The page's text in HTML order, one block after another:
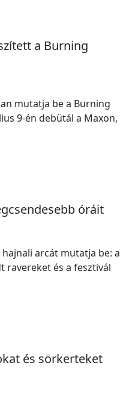
a Burning
mutatja be a Burning
9-én debütál a Maxon,
óráit
arcát mutatja be: a
ravereket és a fesztivál
és sörkerteket